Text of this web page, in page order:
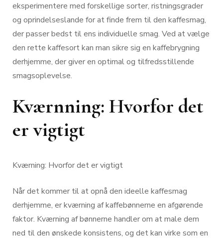
eksperimentere med forskellige sorter, ristningsgrader
og oprindelseslande for at finde frem til den kaffesmag,
der passer bedst til ens individuelle smag. Ved at vælge
den rette kaffesort kan man sikre sig en kaffebrygning
derhjemme, der giver en optimal og tilfredsstillende
smagsoplevelse.
Kværnning: Hvorfor det
er vigtigt
Kværning: Hvorfor det er vigtigt
Når det kommer til at opnå den ideelle kaffesmag
derhjemme, er kværning af kaffebønnerne en afgørende
faktor. Kværning af bønnerne handler om at male dem
ned til den ønskede konsistens, og det kan virke som en